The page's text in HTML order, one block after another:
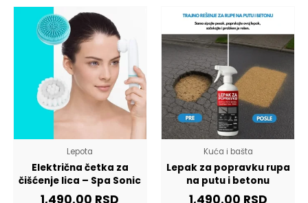
Lepota
Električna četka za
čišćenje lica – Spa Sonic
1,490.00 RSD
Kuća i bašta
Lepak za popravku rupa
na putu i betonu
1,490.00 RSD